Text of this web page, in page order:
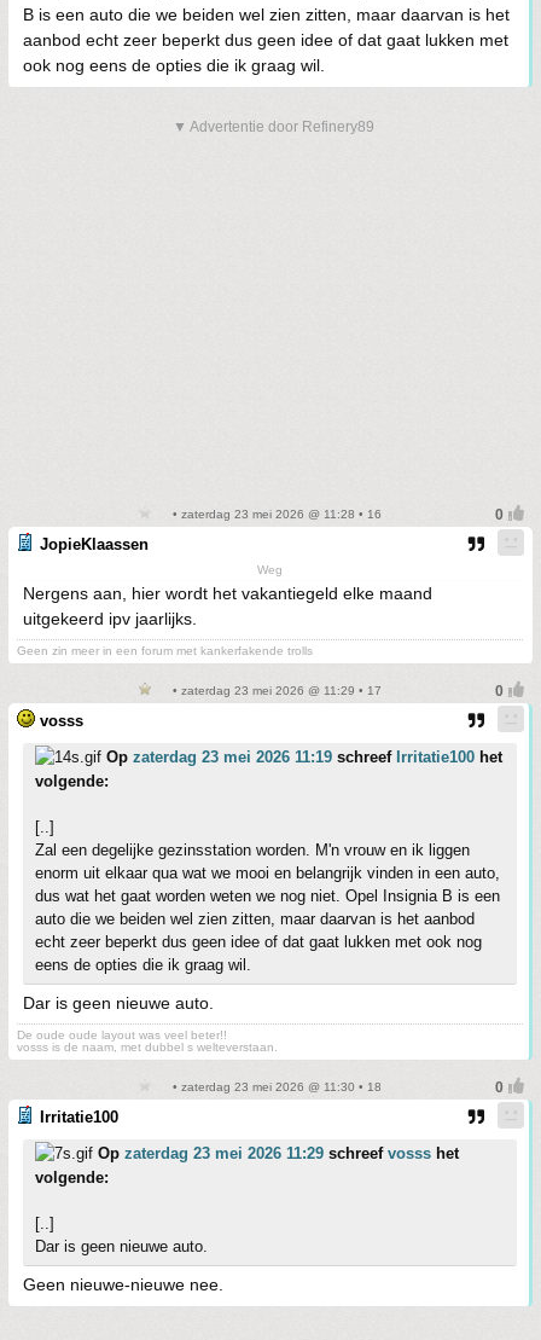
B is een auto die we beiden wel zien zitten, maar daarvan is het
aanbod echt zeer beperkt dus geen idee of dat gaat lukken met
ook nog eens de opties die ik graag wil.
▼ Advertentie door Refinery89
• zaterdag 23 mei 2026 @ 11:28 • 16
JopieKlaassen
Weg
Nergens aan, hier wordt het vakantiegeld elke maand
uitgekeerd ipv jaarlijks.
Geen zin meer in een forum met kankerfakende trolls
• zaterdag 23 mei 2026 @ 11:29 • 17
vosss
Op zaterdag 23 mei 2026 11:19 schreef Irritatie100 het
volgende:
[..]
Zal een degelijke gezinsstation worden. M'n vrouw en ik liggen
enorm uit elkaar qua wat we mooi en belangrijk vinden in een auto,
dus wat het gaat worden weten we nog niet. Opel Insignia B is een
auto die we beiden wel zien zitten, maar daarvan is het aanbod
echt zeer beperkt dus geen idee of dat gaat lukken met ook nog
eens de opties die ik graag wil.
Dar is geen nieuwe auto.
De oude oude layout was veel beter!!
vosss is de naam, met dubbel s welteverstaan.
• zaterdag 23 mei 2026 @ 11:30 • 18
Irritatie100
Op zaterdag 23 mei 2026 11:29 schreef vosss het
volgende:
[..]
Dar is geen nieuwe auto.
Geen nieuwe-nieuwe nee.